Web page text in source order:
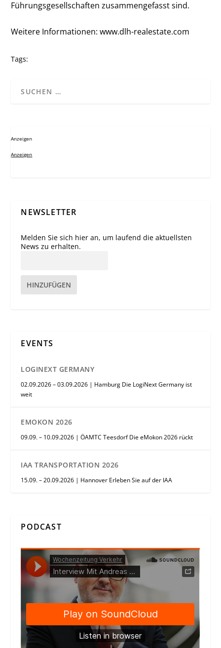
Führungsgesellschaften zusammengefasst sind.
Weitere Informationen:www.dlh-realestate.com
Tags:
Anzeigen
Anzeigen
NEWSLETTER
Melden Sie sich hier an, um laufend die aktuellsten
News zu erhalten.
HINZUFÜGEN
EVENTS
LOGINEXT GERMANY
02.09.2026 – 03.09.2026 | Hamburg Die LogiNext Germany ist
weit
EMOKON 2026
09.09. – 10.09.2026 | ÖAMTC Teesdorf Die eMokon 2026 rückt
IAA TRANSPORTATION 2026
15.09. – 20.09.2026 | Hannover Erleben Sie auf der IAA
PODCAST